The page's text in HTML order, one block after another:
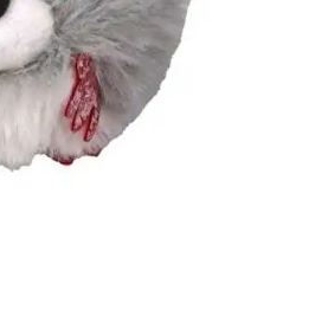
Hobi Oyuncakları
Maketler
Sihirbazlık Setleri
Puzzlelar
Çeşitli Eğlence Oyuncakları